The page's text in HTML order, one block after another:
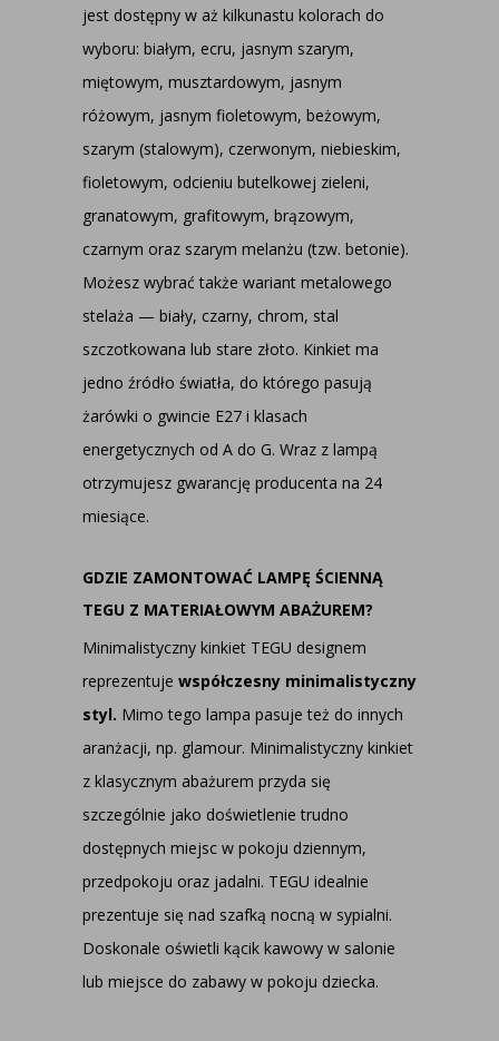
jest dostępny w aż kilkunastu kolorach do
wyboru: białym, ecru, jasnym szarym,
miętowym, musztardowym, jasnym
różowym, jasnym fioletowym, beżowym,
szarym (stalowym), czerwonym, niebieskim,
fioletowym, odcieniu butelkowej zieleni,
granatowym, grafitowym, brązowym,
czarnym oraz szarym melanżu (tzw. betonie).
Możesz wybrać także wariant metalowego
stelaża — biały, czarny, chrom, stal
szczotkowana lub stare złoto. Kinkiet ma
jedno źródło światła, do którego pasują
żarówki o gwincie E27 i klasach
energetycznych od A do G. Wraz z lampą
otrzymujesz gwarancję producenta na 24
miesiące.
GDZIE ZAMONTOWAĆ LAMPĘ ŚCIENNĄ
TEGU Z MATERIAŁOWYM ABAŻUREM?
Minimalistyczny kinkiet TEGU designem
reprezentuje współczesny minimalistyczny
styl. Mimo tego lampa pasuje też do innych
aranżacji, np. glamour. Minimalistyczny kinkiet
z klasycznym abażurem przyda się
szczególnie jako doświetlenie trudno
dostępnych miejsc w pokoju dziennym,
przedpokoju oraz jadalni. TEGU idealnie
prezentuje się nad szafką nocną w sypialni.
Doskonale oświetli kącik kawowy w salonie
lub miejsce do zabawy w pokoju dziecka.